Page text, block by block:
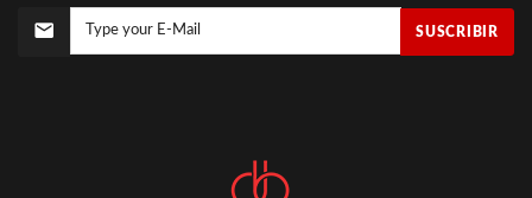
SUSCRIBIR